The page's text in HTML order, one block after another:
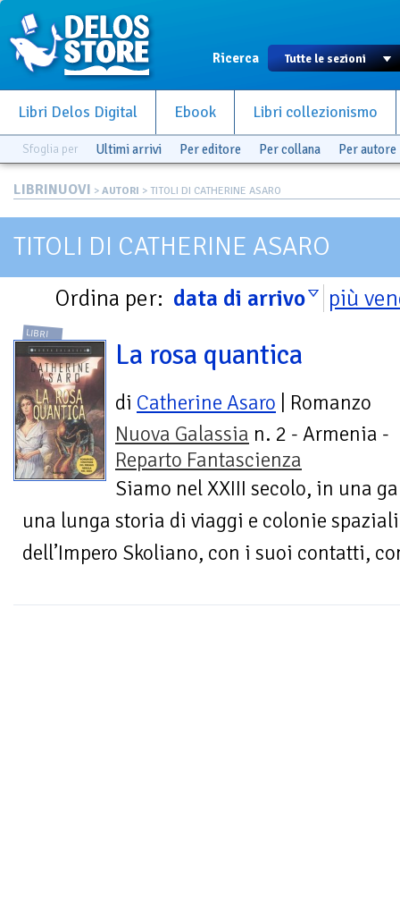
Ricerca
Libri Delos Digital Ebook Libri collezionismo
Sfoglia per Ultimi arrivi Per editore Per collana Per autore
LIBRINUOVI > AUTORI > TITOLI DI CATHERINE ASARO
TITOLI DI CATHERINE ASARO
Ordina per: data di arrivo più
LIBRI
La rosa quantica
di Catherine Asaro | Romanzo
Nuova Galassia n. 2 - Armenia -
Reparto Fantascienza
Siamo nel XXIII secolo, in una
una lunga storia di viaggi e colonie
dell’Impero Skoliano, con i suoi contatti,